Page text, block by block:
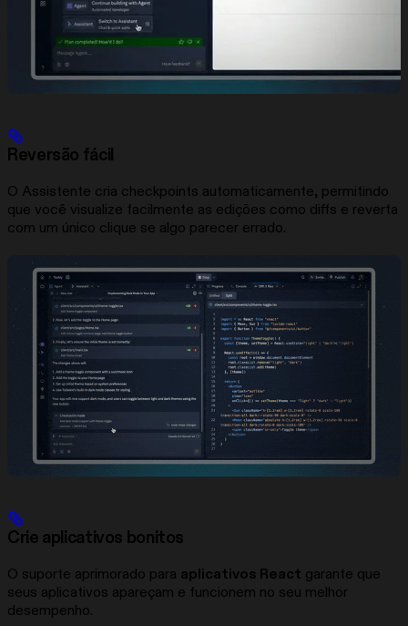
Reversão fácil
O Assistente cria checkpoints automaticamente, permitindo
que você visualize facilmente as edições como diffs e reverta
com um único clique se algo parecer errado.
Crie aplicativos bonitos
O suporte aprimorado para aplicativos React garante que
seus aplicativos apareçam e funcionem no seu melhor
desempenho.